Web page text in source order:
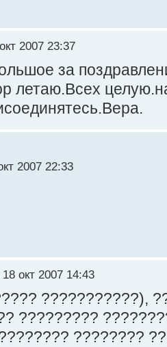
2007 23:37
за
летаю.Всех
2007 22:33
18 окт 2007 14:43
???????????),
?????????
????????